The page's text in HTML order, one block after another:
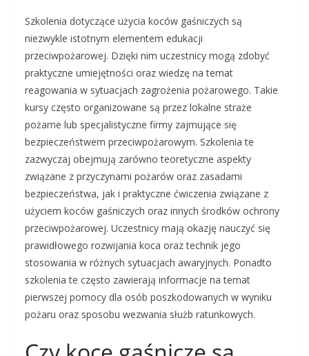
Szkolenia dotyczące użycia koców gaśniczych są
niezwykle istotnym elementem edukacji
przeciwpożarowej. Dzięki nim uczestnicy mogą zdobyć
praktyczne umiejętności oraz wiedzę na temat
reagowania w sytuacjach zagrożenia pożarowego. Takie
kursy często organizowane są przez lokalne straże
pożarne lub specjalistyczne firmy zajmujące się
bezpieczeństwem przeciwpożarowym. Szkolenia te
zazwyczaj obejmują zarówno teoretyczne aspekty
związane z przyczynami pożarów oraz zasadami
bezpieczeństwa, jak i praktyczne ćwiczenia związane z
użyciem koców gaśniczych oraz innych środków ochrony
przeciwpożarowej. Uczestnicy mają okazję nauczyć się
prawidłowego rozwijania koca oraz technik jego
stosowania w różnych sytuacjach awaryjnych. Ponadto
szkolenia te często zawierają informacje na temat
pierwszej pomocy dla osób poszkodowanych w wyniku
pożaru oraz sposobu wezwania służb ratunkowych.